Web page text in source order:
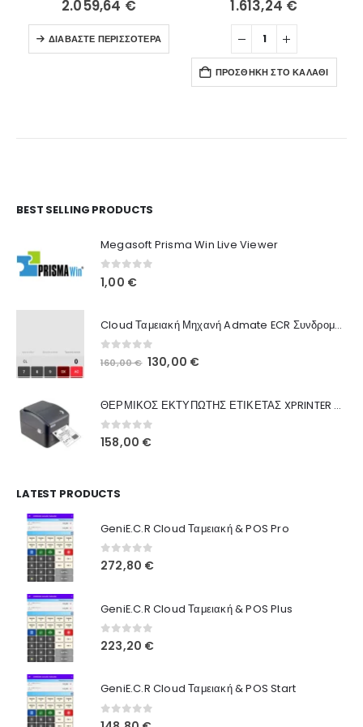
2.059,64 €
ΔΙΑΒΆΣΤΕ ΠΕΡΙΣΣΌΤΕΡΑ
1.613,24 €
ΠΡΟΣΘΉΚΗ ΣΤΟ ΚΑΛΆΘΙ
BEST SELLING PRODUCTS
Megasoft Prisma Win Live Viewer
0 out of 5
1,00 €
Cloud Ταμειακή Μηχανή Admate ECR Συνδρομή 12 μηνών
out of 5
160,00€ Original
160,00 €.
130,00 €Η
είναι:
ΘΕΡΜΙΚΟΣ ΕΚΤΥΠΩΤΗΣ ΕΤΙΚΕΤΑΣ XPRINTER XP-420B
0out of 5
158,00 €
LATEST PRODUCTS
GeniE.C.R Cloud Ταμειακή & POS Pro
0out of 5
272,80 €
GeniE.C.R Cloud Ταμειακή & POS Plus
0out of 5
223,20 €
GeniE.C.R Cloud Ταμειακή & POS Start
0out of 5
Ο Λογαριασμός μου
Στοιχεία λογαριασμού
Παραγγελίες
Πληροφορίες Καταστήματος
Ποιοι Είμαστε
Γιατί Εμάς
Blog
Όροι Χρήσης
Τρόποι Αγοράς
Τρόποι Πληρωμής
Τρόποι Αποστολής
Ασφάλεια Πληρωμών